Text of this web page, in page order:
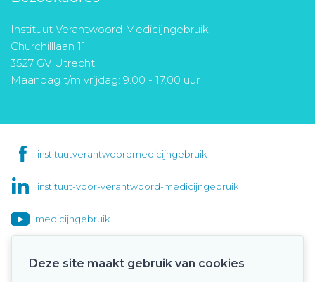
Instituut Verantwoord Medicijngebruik
Churchilllaan 11
3527 GV Utrecht
Maandag t/m vrijdag: 9.00 - 17.00 uur
instituutverantwoordmedicijngebruik
instituut-voor-verantwoord-medicijngebruik
medicijngebruik
Deze site maakt gebruik van cookies